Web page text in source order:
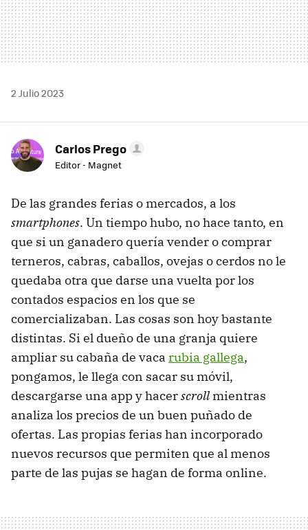
2 Julio 2023
Carlos Prego
Editor - Magnet
De las grandes ferias o mercados, a los
smartphones. Un tiempo hubo, no hace tanto, en
que si un ganadero quería vender o comprar
terneros, cabras, caballos, ovejas o cerdos no le
quedaba otra que darse una vuelta por los
contados espacios en los que se
comercializaban. Las cosas son hoy bastante
distintas. Si el dueño de una granja quiere
ampliar su cabaña de vaca rubia gallega,
pongamos, le llega con sacar su móvil,
descargarse una app y hacerscrollmientras
analiza los precios de un buen puñado de
ofertas. Las propias ferias han incorporado
nuevos recursos que permiten que al menos
parte de las pujas se hagan de forma online.